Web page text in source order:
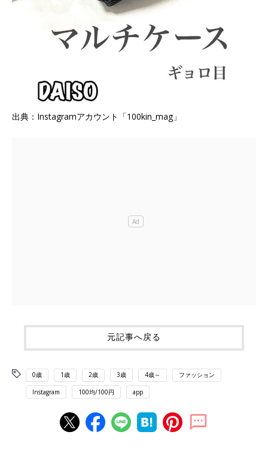
出典：Instagramアカウント「100kin_mag」
元記事へ戻る
0歳 1歳 2歳 3歳 4歳～ ファッション
Instagram 100均/100円 app